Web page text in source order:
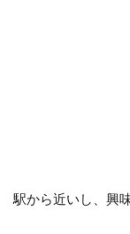
駅から近いし、興